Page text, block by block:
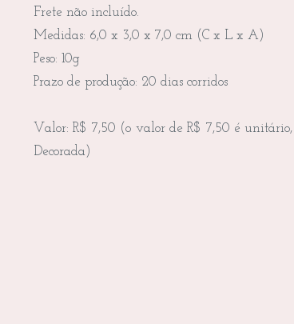
Frete não incluído.
Medidas: 6,0 x 3,0 x 7,0 cm (C x L x A)
Peso: 10g
Prazo de produção: 20 dias corridos
Valor: R$ 7,50 (o valor de R$ 7,50 é
Decorada)